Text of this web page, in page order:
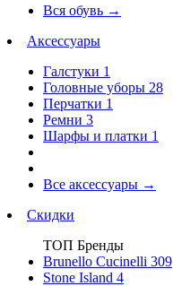
Вся обувь →
Аксессуары
Галстуки 1
Головные уборы 28
Перчатки 1
Ремни 3
Шарфы и платки 1
Все аксессуары →
Скидки
ТОП Бренды
Brunello Cucinelli 309
Stone Island 4